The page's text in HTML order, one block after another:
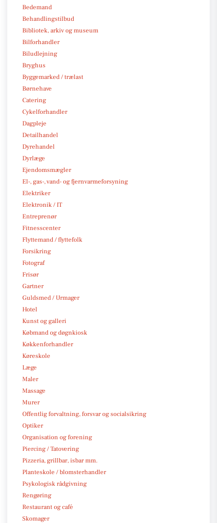
Bedemand
Behandlingstilbud
Bibliotek, arkiv og museum
Bilforhandler
Biludlejning
Bryghus
Byggemarked / trælast
Børnehave
Catering
Cykelforhandler
Dagpleje
Detailhandel
Dyrehandel
Dyrlæge
Ejendomsmægler
El-, gas-, vand- og fjernvarmeforsyning
Elektriker
Elektronik / IT
Entreprenør
Fitnesscenter
Flyttemand / flyttefolk
Forsikring
Fotograf
Frisør
Gartner
Guldsmed / Urmager
Hotel
Kunst og galleri
Købmand og døgnkiosk
Køkkenforhandler
Køreskole
Læge
Maler
Massage
Murer
Offentlig forvaltning, forsvar og socialsikring
Optiker
Organisation og forening
Piercing / Tatovering
Pizzeria, grillbar, isbar mm.
Planteskole / blomsterhandler
Psykologisk rådgivning
Rengøring
Restaurant og café
Skomager